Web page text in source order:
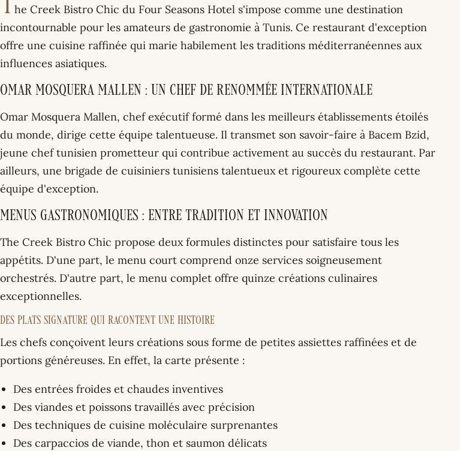
he Creek Bistro Chic du Four Seasons Hotel s'impose comme une destination
incontournable pour les amateurs de gastronomie à Tunis. Ce restaurant d'exception
offre une cuisine raffinée qui marie habilement les traditions méditerranéennes aux
influences asiatiques.
Omar Mosquera Mallen : Un Chef de Renommée Internationale
Omar Mosquera Mallen, chef exécutif formé dans les meilleurs établissements étoilés
du monde, dirige cette équipe talentueuse. Il transmet son savoir-faire à Bacem Bzid,
jeune chef tunisien prometteur qui contribue activement au succès du restaurant. Par
ailleurs, une brigade de cuisiniers tunisiens talentueux et rigoureux complète cette
équipe d'exception.
Menus Gastronomiques : Entre Tradition et Innovation
The Creek Bistro Chic propose deux formules distinctes pour satisfaire tous les
appétits. D'une part, le menu court comprend onze services soigneusement
orchestrés. D'autre part, le menu complet offre quinze créations culinaires
exceptionnelles.
Des Plats Signature Qui Racontent une Histoire
Les chefs conçoivent leurs créations sous forme de petites assiettes raffinées et de
portions généreuses. En effet, la carte présente :
Des entrées froides et chaudes inventives
Des viandes et poissons travaillés avec précision
Des techniques de cuisine moléculaire surprenantes
Des carpaccios de viande, thon et saumon délicats